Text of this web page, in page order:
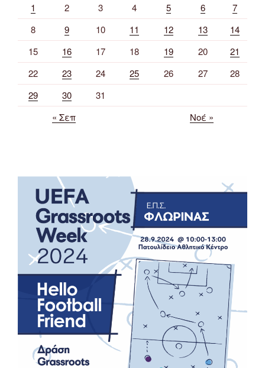
1 2 3 4 5 6
7
8
9 10 11 12 13
14
15
16 17 18 19 20
21
22
23 24 25 26 27
28
29
30
31
« Σεπ
Νοέ »